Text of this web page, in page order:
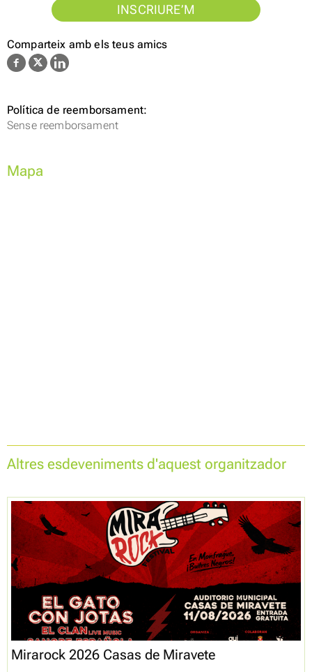
INSCRIURE’M
Comparteix amb els teus amics
Política de reemborsament:
Sense reemborsament
Mapa
Altres esdeveniments d'aquest organitzador
Mirarock 2026 Casas de Miravete